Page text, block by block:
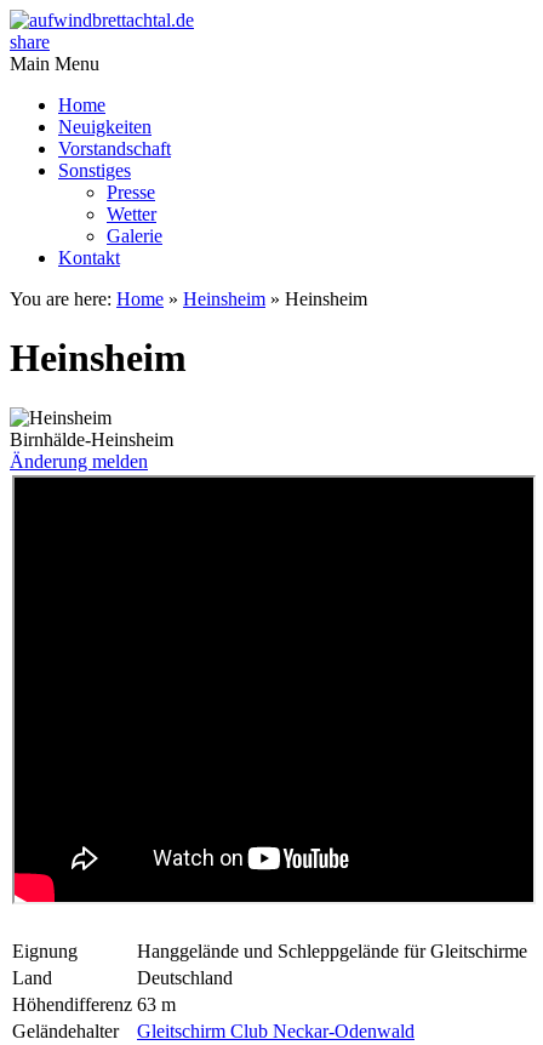
share
Main Menu
Home
Neuigkeiten
Vorstandschaft
Sonstiges
Presse
Wetter
Galerie
Kontakt
You are here: Home » Heinsheim » Heinsheim
Heinsheim
Birnhälde-Heinsheim
Änderung melden
Eignung
Hanggelände und Schleppgelände für Gleitschirme
Land
Deutschland
Höhendifferenz 63 m
Geländehalter
Gleitschirm Club Neckar-Odenwald